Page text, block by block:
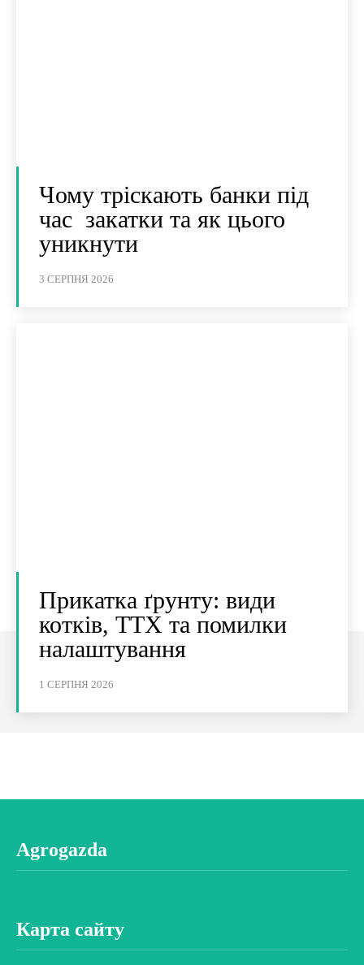
Чому тріскають банки під
час закатки та як цього
уникнути
3 СЕРПНЯ 2026
Прикатка ґрунту: види
котків, ТТХ та помилки
налаштування
1 СЕРПНЯ 2026
Agrogazda
Карта сайту